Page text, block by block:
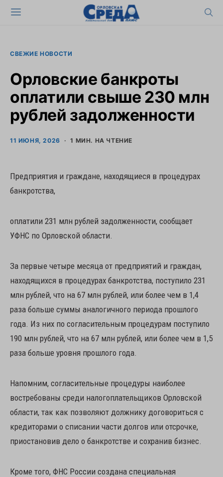
СВЕЖИЕ НОВОСТИ
Орловские банкроты
оплатили свыше 230 млн
рублей задолженности
11 ИЮНЯ, 2026 1 МИН. НА ЧТЕНИЕ
Предприятия и граждане, находящиеся в процедурах
банкротства,
оплатили 231 млн рублей задолженности, сообщает
УФНС по Орловской области.
За первые четыре месяца от предприятий и граждан,
находящихся в процедурах банкротства, поступило 231
млн рублей, что на 67 млн рублей, или более чем в 1,4
раза больше суммы аналогичного периода прошлого
года. Из них по согласительным процедурам поступило
190 млн рублей, что на 67 млн рублей, или более чем в 1,5
раза больше уровня прошлого года.
Напомним, согласительные процедуры наиболее
востребованы среди налогоплательщиков Орловской
области, так как позволяют должнику договориться с
кредиторами о списании части долгов или отсрочке,
приостановив дело о банкротстве и сохранив бизнес.
Кроме того, ФНС России создана специальная